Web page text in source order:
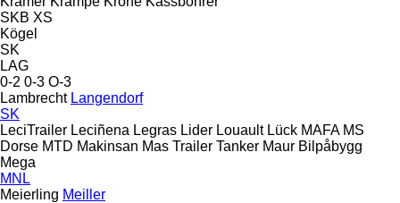
SKB XS
Kögel
SK
LAG
0-2 0-3 O-3
Lambrecht Langendorf
SK
LeciTrailer Leciñena Legras Lider Louault Lück MAFA MS
Dorse MTD Makinsan Mas Trailer Tanker Maur Bilpåbygg
Mega
MNL
Meierling Meiller